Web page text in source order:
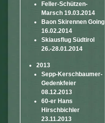
Feller-Schützen-
Marsch 19.03.2014
Baon Skirennen Going
16.02.2014
Skiausflug Südtirol
26.-28.01.2014
2013
Sepp-Kerschbaumer-
Gedenkfeier
08.12.2013
60-er Hans
Hirschbichler
23.11.2013